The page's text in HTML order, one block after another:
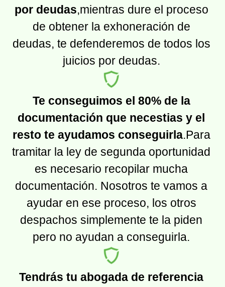
por deudas,mientras dure el proceso
de obtener la exhoneración de
deudas, te defenderemos de todos los
juicios por deudas.
Te conseguimos el 80% de la
documentación que necestias y el
resto te ayudamos conseguirla.Para
tramitar la ley de segunda oportunidad
es necesario recopilar mucha
documentación. Nosotros te vamos a
ayudar en ese proceso, los otros
despachos simplemente te la piden
pero no ayudan a conseguirla.
Tendrás tu abogada de referencia